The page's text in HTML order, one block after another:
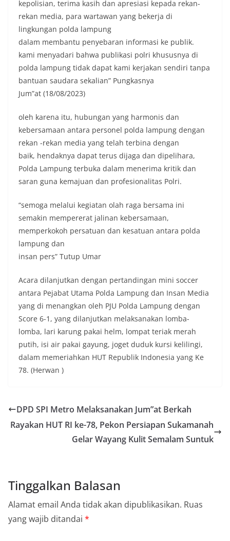
kepolisian, terima kasih dan apresiasi kepada rekan-
rekan media, para wartawan yang bekerja di
lingkungan polda lampung
dalam membantu penyebaran informasi ke publik.
kami menyadari bahwa publikasi polri khususnya di
polda lampung tidak dapat kami kerjakan sendiri tanpa
bantuan saudara sekalian” Pungkasnya
Jum”at (18/08/2023)
oleh karena itu, hubungan yang harmonis dan
kebersamaan antara personel polda lampung dengan
rekan -rekan media yang telah terbina dengan
baik, hendaknya dapat terus dijaga dan dipelihara,
Polda Lampung terbuka dalam menerima kritik dan
saran guna kemajuan dan profesionalitas Polri.
“semoga melalui kegiatan olah raga bersama ini
semakin mempererat jalinan kebersamaan,
memperkokoh persatuan dan kesatuan antara polda
lampung dan
insan pers” Tutup Umar
Acara dilanjutkan dengan pertandingan mini soccer
antara Pejabat Utama Polda Lampung dan Insan Media
yang di menangkan oleh PJU Polda Lampung dengan
Score 6-1, yang dilanjutkan melaksanakan lomba-
lomba, lari karung pakai helm, lompat teriak merah
putih, isi air pakai gayung, joget duduk kursi kelilingi,
dalam memeriahkan HUT Republik Indonesia yang Ke
78. (Herwan )
DPD SPI Metro Melaksanakan Jum”at Berkah
Rayakan HUT RI ke-78, Pekon Persiapan Sukamanah
Gelar Wayang Kulit Semalam Suntuk
Tinggalkan Balasan
Alamat email Anda tidak akan dipublikasikan. Ruas
yang wajib ditandai *